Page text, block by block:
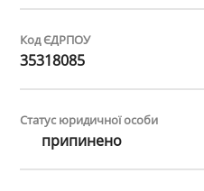
Код ЄДРПОУ
35318085
Статус юридичної особи
припинено